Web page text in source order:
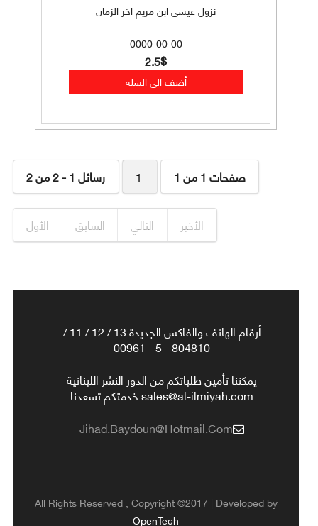
نزول عيسى ابن مريم اخر الزمان
0000-00-00
2.5$
رسائل 1 - 2 من 2 1 صفحات 1 من 1
الأول السابق التالي الأخير
أرقام الهاتف والفاكس الجديدة 13 / 12 / 11 /
804810 - 5 - 00961
يمكننا تأمين طلباتكم من الدور النشر اللبنانية
sales@al-ilmiyah.com خدمتكم تسعدنا
Jihad.baydoun@hotmail.com
All Rights Reserved , Copyright ©2017 | Developed by
OpenTech